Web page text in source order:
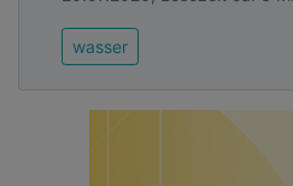
Seit den 1990er
Südholstein Energie aus
Faulbehältern aus
wasser